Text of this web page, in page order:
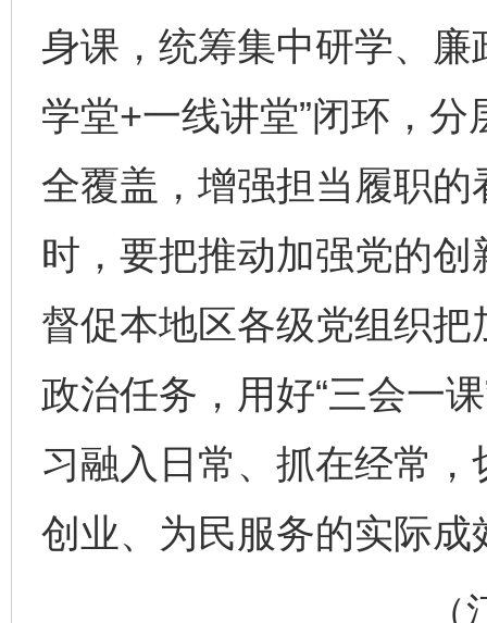
身课，统筹集中研学、
学堂+一线讲堂”闭环，
全覆盖，增强担当履职
时，要把推动加强党的
督促本地区各级党组织
政治任务，用好“三会一
习融入日常、抓在经常
创业、为民服务的实际成
（江